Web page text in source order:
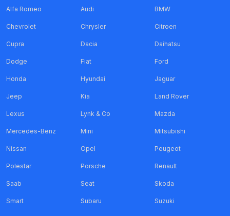
Alfa Romeo Audi BMW
Chevrolet Chrysler Citroen
Cupra Dacia Daihatsu
Dodge Fiat Ford
Honda Hyundai Jaguar
Jeep Kia Land Rover
Lexus Lynk & Co Mazda
Mercedes-Benz Mini Mitsubishi
Nissan Opel Peugeot
Polestar Porsche Renault
Saab Seat Skoda
Smart Subaru Suzuki